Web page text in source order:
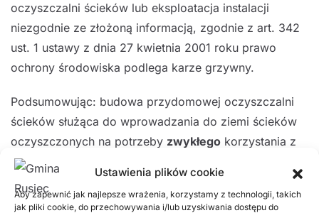
Ustawienia plików cookie
Aby zapewnić jak najlepsze wrażenia, korzystamy z technologii, takich
jak pliki cookie, do przechowywania i/lub uzyskiwania dostępu do
oczyszczalni ścieków lub eksploatacja instalacji
niezgodnie ze złożoną informacją, zgodnie z art. 342
ust. 1 ustawy z dnia 27 kwietnia 2001 roku prawo
ochrony środowiska podlega karze grzywny.
Podsumowując: budowa przydomowej oczyszczalni
ścieków służąca do wprowadzania do ziemi ścieków
oczyszczonych na potrzeby zwykłego korzystania z
wód (musi służyć zaspokojeniu potrzeb własnego
gospodarstwa domowego lub własnego gospodarstwa
rolnego) o przepustowoścido 5 m3na dobęwymaga